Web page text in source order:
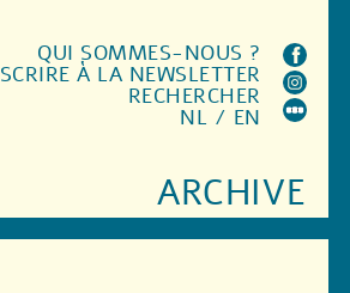
ARCHIVE
QUI SOMMES-NOUS ?
À LA NEWSLETTER
RECHERCHER
NL / EN